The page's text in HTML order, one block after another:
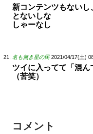
新コンテンツもないし
とないしな
しゃーなし
名も無き星の民 2021/04/17(土)
ツイに入ってて「混ん
（苦笑）
コメント